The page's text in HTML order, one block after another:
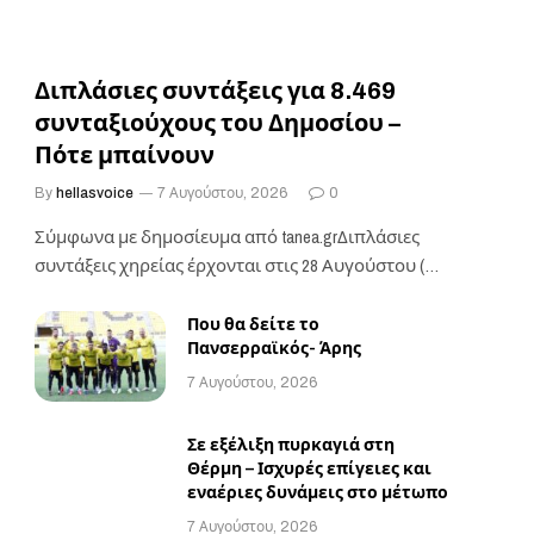
Διπλάσιες συντάξεις για 8.469
συνταξιούχους του Δημοσίου –
Πότε μπαίνουν
By hellasvoice 7 Αυγούστου, 2026 0
Σύμφωνα με δημοσίευμα από tanea.grΔιπλάσιες
συντάξεις χηρείας έρχονται στις 28 Αυγούστου (με
Που θα δείτε το
Πανσερραϊκός- Άρης
7 Αυγούστου, 2026
Σε εξέλιξη πυρκαγιά στη
Θέρμη – Ισχυρές επίγειες και
εναέριες δυνάμεις στο μέτωπο
7 Αυγούστου, 2026